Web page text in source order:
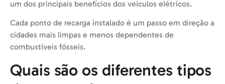
um dos principais benefícios dos veículos elétricos.
Cada ponto de recarga instalado é um passo em direção a
cidades mais limpas e menos dependentes de
combustíveis fósseis.
Quais são os diferentes tipos